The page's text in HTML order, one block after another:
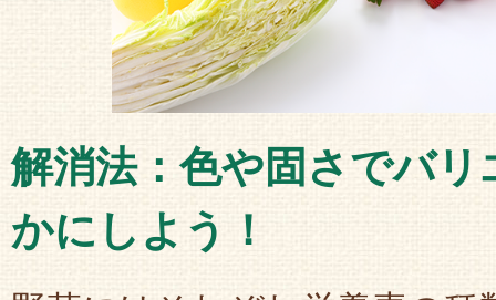
解消法：色や固さでバ
かにしよう！